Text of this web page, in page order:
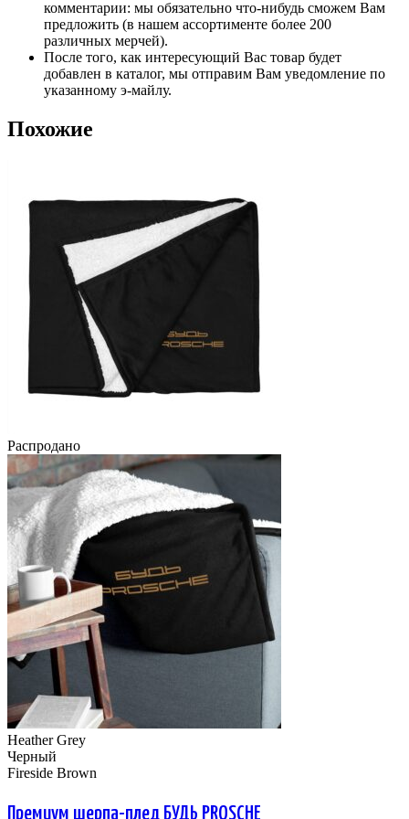
комментарии: мы обязательно что-нибудь сможем Вам
предложить (в нашем ассортименте более 200
различных мерчей).
После того, как интересующий Вас товар будет
добавлен в каталог, мы отправим Вам уведомление по
указанному э-майлу.
Похожие
Распродано
Heather Grey
Черный
Fireside Brown
Премиум шерпа-плед БУДЬ PROSCHE